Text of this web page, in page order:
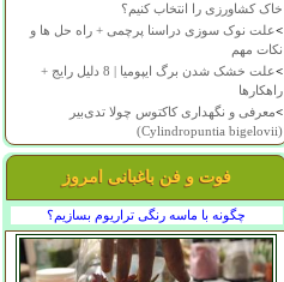
خاک کشاورزی را انتخاب کنیم؟
>علت نوک سوزی دراسنا پرچمی + راه حل ها و
نکات مهم
>
علت خشک شدن برگ ایپومیا | 8 دلیل رایج +
راهکارها
>معرفی و نگهداری کاکتوس چولا تدی‌بیر
(Cylindropuntia bigelovii)
فوت و فن باغبانی امروز
چگونه با ماسه رنگی تراریوم بسازیم؟